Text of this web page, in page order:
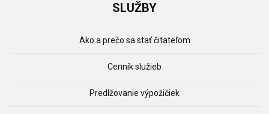
SLUŽBY
Ako a prečo sa stať čitateľom
Cenník služieb
Predlžovanie výpožičiek